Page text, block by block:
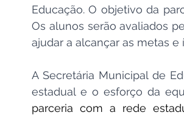
Nota de Esclarecimento Convite
Educação. O objetivo da
Os alunos serão avaliados
ajudar a alcançar as metas e
A Secretária Municipal de
estadual e o esforço da
parceria com a rede